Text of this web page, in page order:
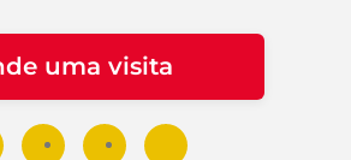
uma visita